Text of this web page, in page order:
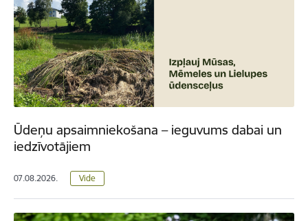
Ūdeņu apsaimniekošana – ieguvums dabai un
iedzīvotājiem
07.08.2026. Vide